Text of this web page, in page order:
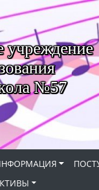
учреждение
№57